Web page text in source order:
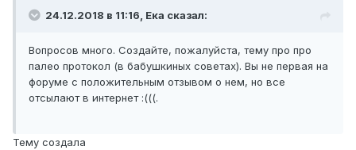
24.12.2018 в 11:16, Ека сказал:
Вопросов много. Создайте, пожалуйста, тему про про
палео протокол (в бабушкиных советах). Вы не первая на
форуме с положительным отзывом о нем, но все
отсылают в интернет :(((.
Тему создала